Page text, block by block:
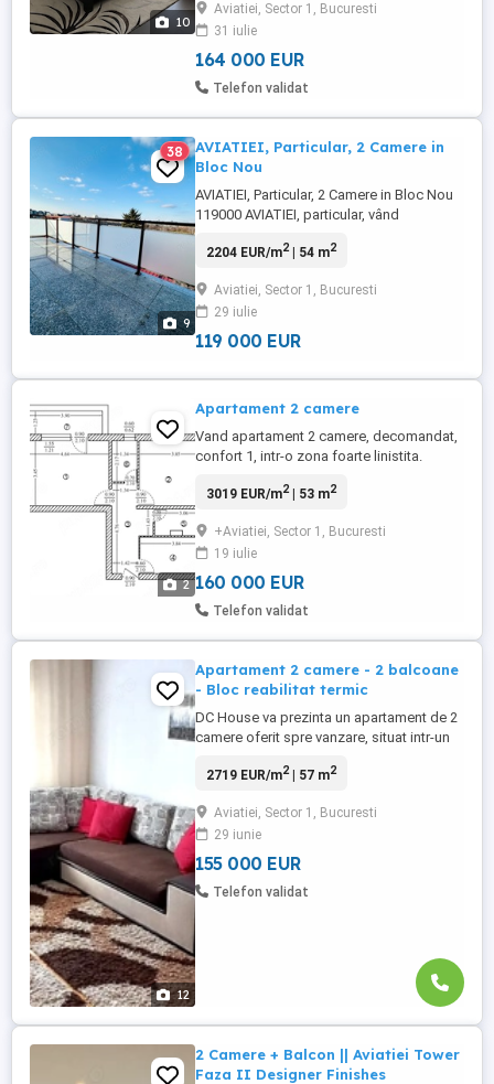
10
Stefan Burileanu ), la 10 minute de statia
de metrou Aurel Vlaicu, 12 minute de Mall
Promenada. ...
Aviatiei, Sector 1, Bucuresti
31 iulie
164 000 EUR
Telefon validat
9
38
AVIATIEI, Particular, 2 Camere in
Bloc Nou
AVIATIEI, Particular, 2 Camere in Bloc Nou
119000 AVIATIEI, particular, vând
mp utili în total inclusiv terasa, etaj 3 4 in
solicitat cartier, zona de Nord, orientare
vest, select, foarte luminos, zona verde,
de ...
2204 EUR/m2| 54 m2
Aviatiei, Sector 1, Bucuresti
29 iulie
119 000 EUR
2
Apartament 2 camere
Vand apartament 2 camere, decomandat,
confort 1, intr-o zona foarte linistita.
inclusiv la aeroportutile Baneasa si
spitale, gradinite, Scoala Herastrau pe
strada (maxim 5 min de mers pe jos),
pretabil unei familii tinere, ...
3019 EUR/m2| 53 m2
+Aviatiei, Sector 1, Bucuresti
19 iulie
160 000 EUR
Telefon validat
12
Apartament 2 camere - 2 balcoane
- Bloc reabilitat termic
DC House va prezinta un apartament de 2
camere oferit spre vanzare, situat intr-un
reabilitat termic, amplasat in apropierea
magazine, piata etc Apartamentul se
poate preda mobilat si utilat. Pentru mai
multe detalii sau pentru ...
2719 EUR/m2| 57 m2
Aviatiei, Sector 1, Bucuresti
29 iunie
155 000 EUR
Telefon validat
2 Camere + Balcon || Aviatiei Tower
Faza II Designer Finishes